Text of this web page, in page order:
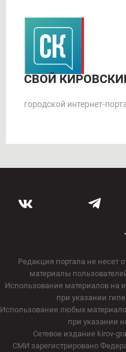
СВОЙ
городской интернет-
Редакция портала не несет
материалы
Использование материалов на
при указании
Использование любых
при указании
Сетевое издание kirov-
СМИ зарегистрировано